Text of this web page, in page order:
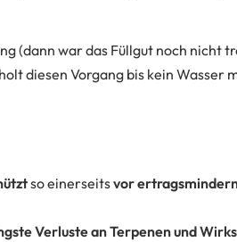
(dann war das Füllgut noch nicht
diesen Vorgang bis kein Wasser
so einerseitsvor
Verluste an Terpenen und